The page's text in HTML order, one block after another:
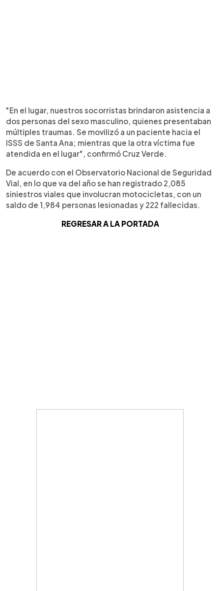
"En el lugar, nuestros socorristas brindaron asistencia a
dos personas del sexo masculino, quienes presentaban
múltiples traumas. Se movilizó a un paciente hacia el
ISSS de Santa Ana; mientras que la otra víctima fue
atendida en el lugar", confirmó Cruz Verde.
De acuerdo con el Observatorio Nacional de Seguridad
Vial, en lo que va del año se han registrado 2,085
siniestros viales que involucran motocicletas, con un
saldo de 1,984 personas lesionadas y 222 fallecidas.
REGRESAR A LA PORTADA